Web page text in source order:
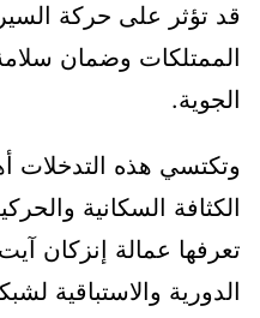
قد تؤثر على حركة
الممتلكات وضمان
الجوية.
وتكتسي هذه التدخلات
الكثافة السكانية
تعرفها عمالة إنزكان
الدورية والاستباقية